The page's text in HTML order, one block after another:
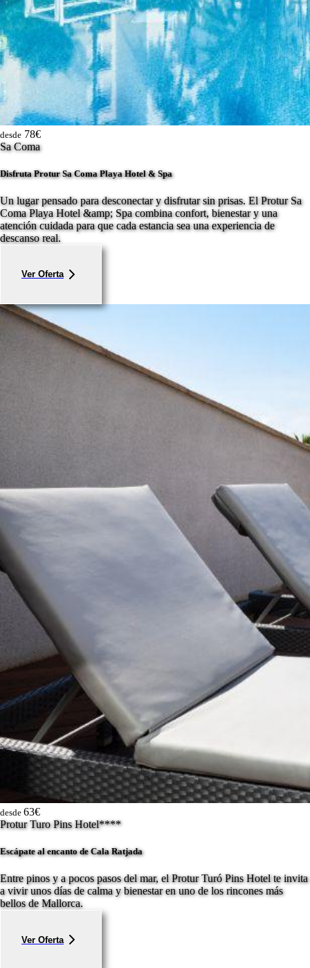
desde 78€
Sa Coma
Disfruta Protur Sa Coma Playa Hotel & Spa
Un lugar pensado para desconectar y disfrutar sin prisas. El Protur Sa
Coma Playa Hotel &amp; Spa combina confort, bienestar y una
atención cuidada para que cada estancia sea una experiencia de
descanso real.
Ver Oferta
desde 63€
Protur Turo Pins Hotel****
Escápate al encanto de Cala Ratjada
Entre pinos y a pocos pasos del mar, el Protur Turó Pins Hotel te invita
a vivir unos días de calma y bienestar en uno de los rincones más
bellos de Mallorca.
Ver Oferta